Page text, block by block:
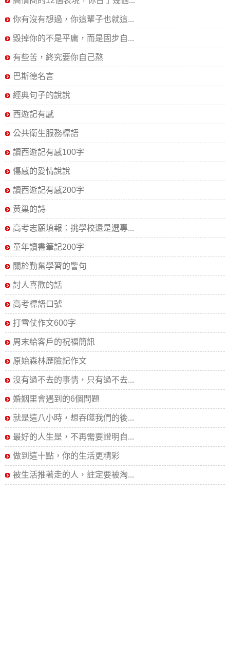
你有沒有想過，你這輩子也就這...
毀掉你的不是平庸，而是固步自...
有些苦，終究要你自己熬
巴斯德名言
經典句子的說說
西遊記有感
公共衛生服務標語
讀西遊記有感100字
傷感的愛情說說
讀西遊記有感200字
黃巢的詩
高考志願填報：挑學校還是選專...
童年讀書筆記200字
關於勤奮學習的警句
討人喜歡的話
高考標語口號
打雪仗作文600字
周末給客戶的祝福簡訊
原始森林歷險記作文
沒有過不去的事情，只有過不去...
婚姻里會遇到的6個問題
就是這八小時，想吞噬我們的後...
最好的人生是，不再需要證明自...
做到這十點，你的生活更精彩
被生活推著走的人，註定要被淘...